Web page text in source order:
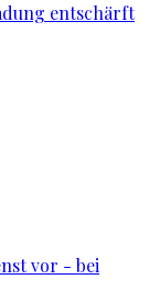
entschärft
vor - bei